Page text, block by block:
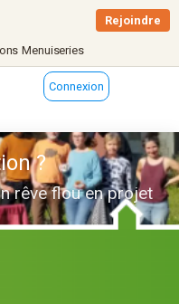
Menuiseries
Rejoindre
Connexion
?
rêve flou en projet